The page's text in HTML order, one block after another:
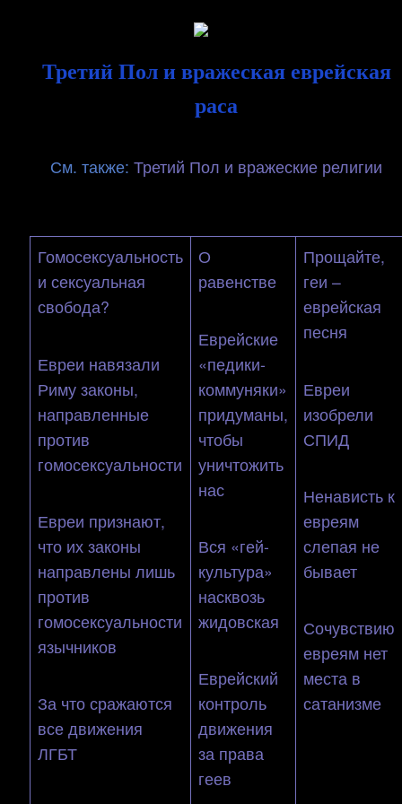
content
Header
Третий Пол и вражеская еврейская
раса
См. также: Третий Пол и вражеские религии
Гомосексуальность
и сексуальная
свобода?
Евреи навязали
Риму законы,
направленные
против
гомосексуальности
Евреи признают,
что их законы
направлены лишь
против
гомосексуальности
язычников
За что сражаются
все движения
ЛГБТ
О
равенстве
Еврейские
«педики-
коммуняки»
придуманы,
чтобы
уничтожить
нас
Вся «гей-
культура»
насквозь
жидовская
Еврейский
контроль
движения
за права
геев
Прощайте,
геи –
еврейская
песня
Евреи
изобрели
СПИД
Ненависть к
евреям
слепая не
бывает
Сочувствию
евреям нет
места в
сатанизме